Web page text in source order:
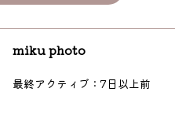
miku photo
最終アクティブ：7日以上前